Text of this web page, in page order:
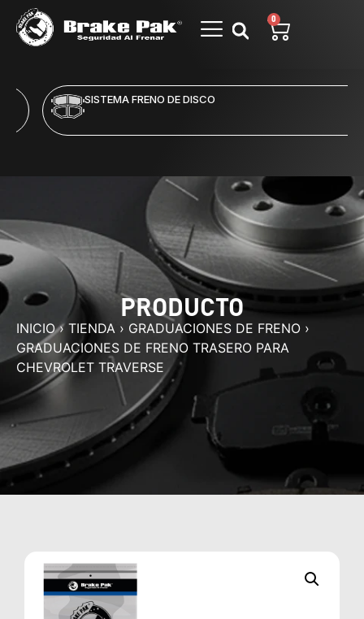
0
SISTEMA FRENO DE DISCO
PRODUCTO
INICIO› TIENDA › GRADUACIONES DE FRENO ›
GRADUACIONES DE FRENO TRASERO PARA
CHEVROLET TRAVERSE